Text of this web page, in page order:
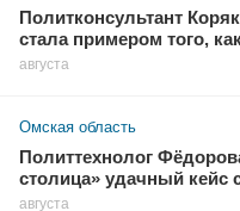
Политконсультант
стала примером того,
августа
Омская область
Политтехнолог
столица» удачный кейс
августа